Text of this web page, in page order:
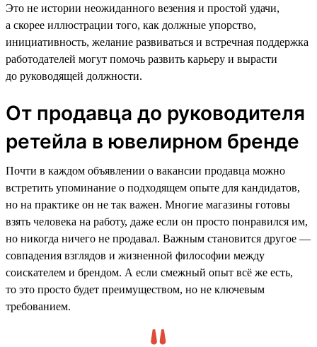
Это не истории неожиданного везения и простой удачи,
а скорее иллюстрации того, как должные упорство,
инициативность, желание развиваться и встречная поддержка
работодателей могут помочь развить карьеру и вырасти
до руководящей должности.
От продавца до руководителя
ретейла в ювелирном бренде
Почти в каждом объявлении о вакансии продавца можно
встретить упоминание о подходящем опыте для кандидатов,
но на практике он не так важен. Многие магазины готовы
взять человека на работу, даже если он просто понравился им,
но никогда ничего не продавал. Важным становится другое —
совпадения взглядов и жизненной философии между
соискателем и брендом. А если смежный опыт всё же есть,
то это просто будет преимуществом, но не ключевым
требованием.